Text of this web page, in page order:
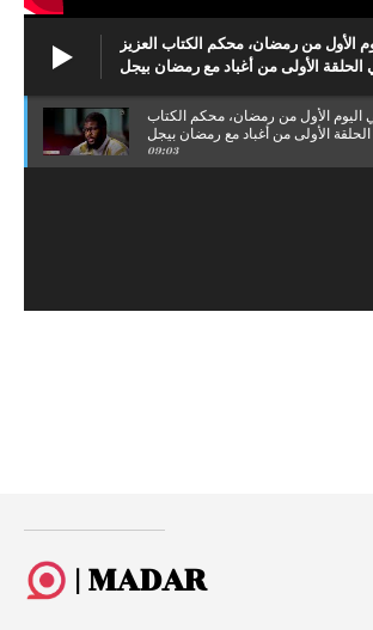
الأول من رمضان، محكم الكتاب العزيز
اليوم الأول من رمضان، محكم الكتاب
09:03
| MADAR